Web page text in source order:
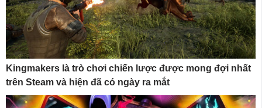
Kingmakers là trò chơi chiến lược được mong đợi nhất
trên Steam và hiện đã có ngày ra mắt